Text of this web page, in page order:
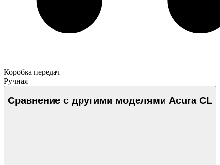
Коробка передач
Ручная
Сравнение с другими моделями Acura CL